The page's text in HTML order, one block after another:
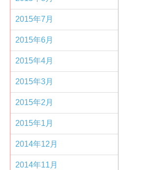
2015年7月
2015年6月
2015年4月
2015年3月
2015年2月
2015年1月
2014年12月
2014年11月